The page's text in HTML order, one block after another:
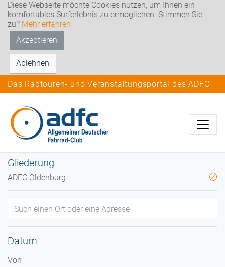
Diese Webseite möchte Cookies nutzen, um Ihnen ein
komfortables Surferlebnis zu ermöglichen. Stimmen Sie
zu? Mehr erfahren
Akzeptieren
Ablehnen
Das Radtouren- und Veranstaltungsportal des ADFC
Gliederung
ADFC Oldenburg
Datum
Von